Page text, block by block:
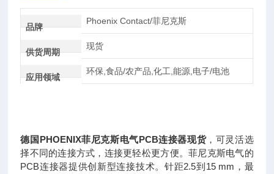
品牌
Phoenix Contact/菲尼克斯
供货周期
现货
应用领域
环保,食品/农产品,化工,能源,电子/电池
德国PHOENIX菲尼克斯电气PCB连接器现货，可灵活选
择不同的连接方式，连接更轻松更方便。菲尼克斯电气的
PCB连接器提供创新型连接技术。针距2.5到15 mm，最